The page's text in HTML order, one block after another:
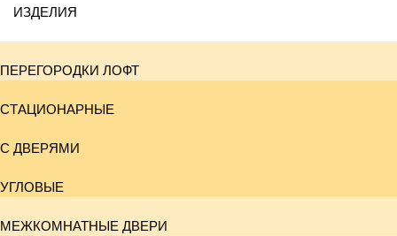
ИЗДЕЛИЯ
ПЕРЕГОРОДКИ ЛОФТ
СТАЦИОНАРНЫЕ
С ДВЕРЯМИ
УГЛОВЫЕ
МЕЖКОМНАТНЫЕ ДВЕРИ